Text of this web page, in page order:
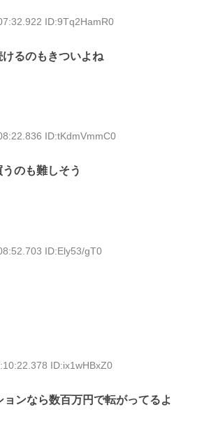
ID:9Tq2HamR0
るのもきついよね
ID:tKdmVmmC0
のも難しそう
ID:Ely53/gT0
ID:ix1wHBxZ0
ンなら数百万円で転がってるよ